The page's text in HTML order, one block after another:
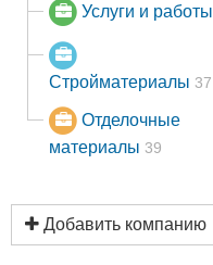
Услуги и работы
Стройматериалы 37
Отделочные
материалы 39
Добавить компанию